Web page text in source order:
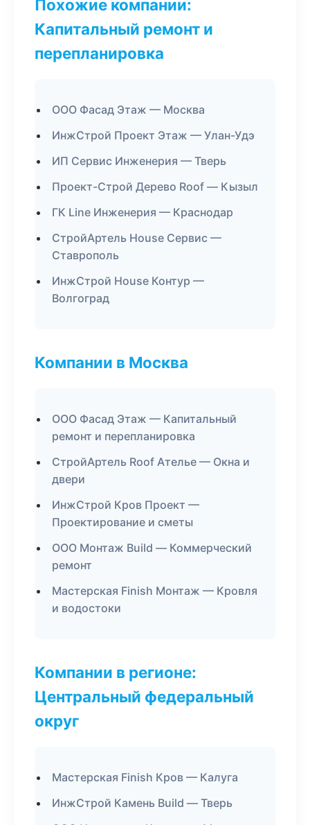
Похожие компании:
Капитальный ремонт и
перепланировка
ООО Фасад Этаж — Москва
ИнжСтрой Проект Этаж — Улан-Удэ
ИП Сервис Инженерия — Тверь
Проект-Строй Дерево Roof — Кызыл
ГК Line Инженерия — Краснодар
СтройАртель House Сервис —
Ставрополь
ИнжСтрой House Контур —
Волгоград
Компании в Москва
ООО Фасад Этаж — Капитальный
ремонт и перепланировка
СтройАртель Roof Ателье — Окна и
двери
ИнжСтрой Кров Проект —
Проектирование и сметы
ООО Монтаж Build — Коммерческий
ремонт
Мастерская Finish Монтаж — Кровля
и водостоки
Компании в регионе:
Центральный федеральный
округ
Мастерская Finish Кров — Калуга
ИнжСтрой Камень Build — Тверь